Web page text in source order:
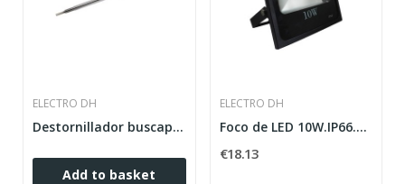
ELECTRO DH
Destornillador buscapolos
Add to basket
ELECTRO DH
Foco de LED 10W.IP66.RGB(incluye mando)
€18.13